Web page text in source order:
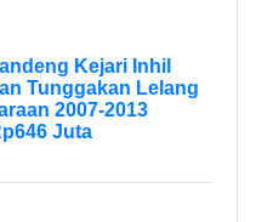
Kejari Inhil
Tunggakan Lelang
2007-2013
Juta